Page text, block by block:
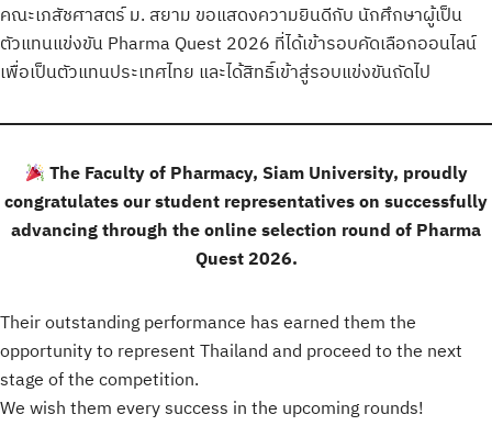
คณะเภสัชศาสตร์ ม. สยาม ขอแสดงความยินดีกับ นักศึกษาผู้เป็น
ตัวแทนแข่งขัน Pharma Quest 2026 ที่ได้เข้ารอบคัดเลือกออนไลน์
เพื่อเป็นตัวแทนประเทศไทย และได้สิทธิ์เข้าสู่รอบแข่งขันถัดไป
The Faculty of Pharmacy, Siam University, proudly
congratulates our student representatives on successfully
advancing through the online selection round of Pharma
Quest 2026.
Their outstanding performance has earned them the
opportunity to represent Thailand and proceed to the next
stage of the competition.
We wish them every success in the upcoming rounds!